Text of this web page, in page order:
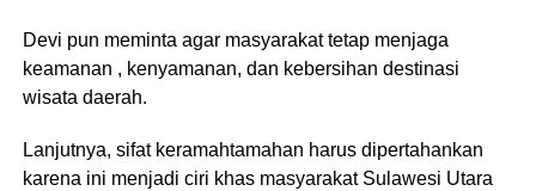
Devi pun meminta agar masyarakat tetap menjaga
keamanan , kenyamanan, dan kebersihan destinasi
wisata daerah.
Lanjutnya, sifat keramahtamahan harus dipertahankan
karena ini menjadi ciri khas masyarakat Sulawesi Utara